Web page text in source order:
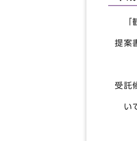
「
提案
受託
い